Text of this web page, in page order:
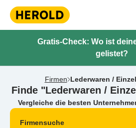
Gratis-Check: Wo ist
gelistet?
Firmen Lederwaren /
Finde "Lederwaren /
Vergleiche die besten
Firmensuche